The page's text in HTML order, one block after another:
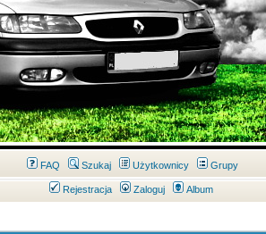
FAQ Szukaj Użytkownicy Grupy
Rejestracja Zaloguj Album